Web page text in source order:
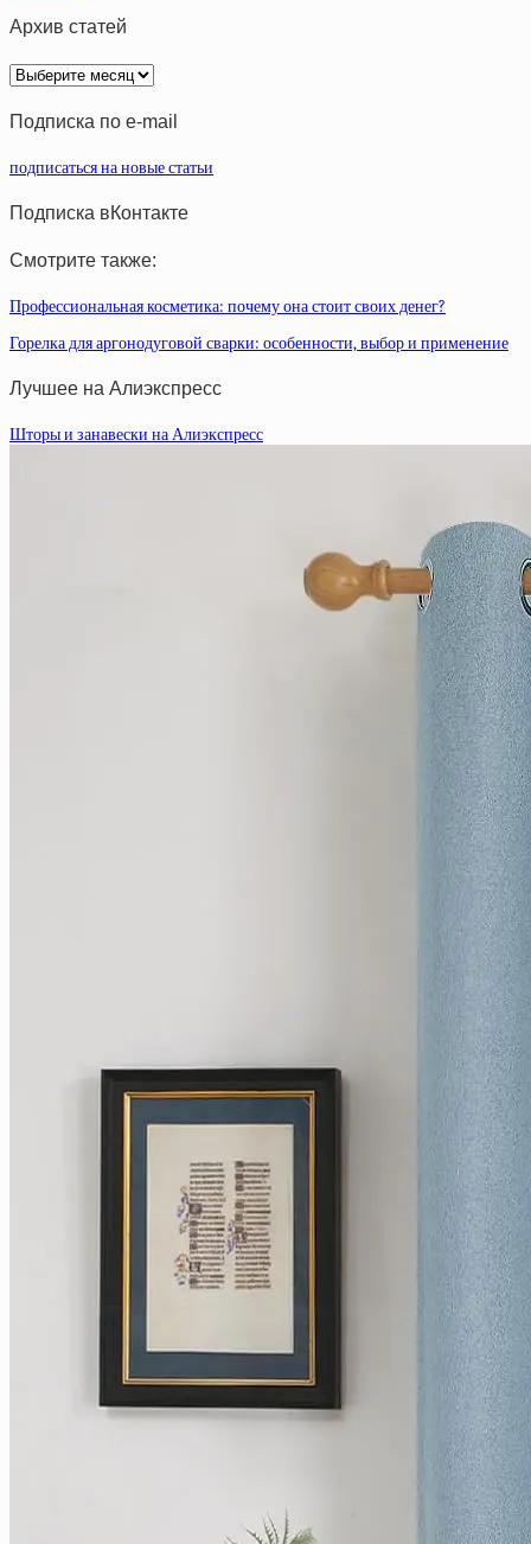
Архив статей
Архив
статей
Подписка по e-mail
подписаться на новые статьи
Подписка вКонтакте
Смотрите также:
Профессиональная косметика: почему она стоит своих денег?
Горелка для аргонодуговой сварки: особенности, выбор и применение
Лучшее на Алиэкспресс
Шторы и занавески на Алиэкспресс